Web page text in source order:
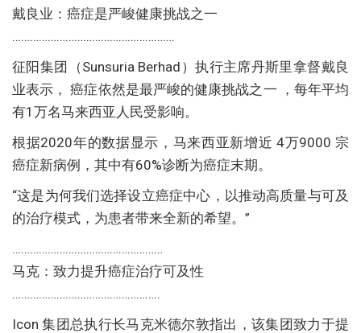
戴良业：癌症是严峻健康挑战之一
……………………………………………….
征阳集团（Sunsuria Berhad）执行主席丹斯里拿督戴良
业表示， 癌症依然是最严峻的健康挑战之一 ，每年平均
有1万名马来西亚人民受影响。
根据2020年的数据显示，马来西亚新增近 4万9000 宗
癌症新病例，其中有60%诊断为癌症末期。
“这是为何我们选择设立癌症中心，以推动高质量与可及
的治疗模式，为患者带来全新的希望。”
……………………………………………
马克：致力提升癌症治疗可及性
…………………………………………..
Icon 集团总执行长马克米德尔敦指出，该集团致力于提